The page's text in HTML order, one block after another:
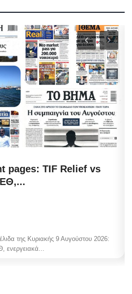
pages: TIF Relief vs
της Κυριακής 9 Αυγούστου 2026:
ενεργειακά...